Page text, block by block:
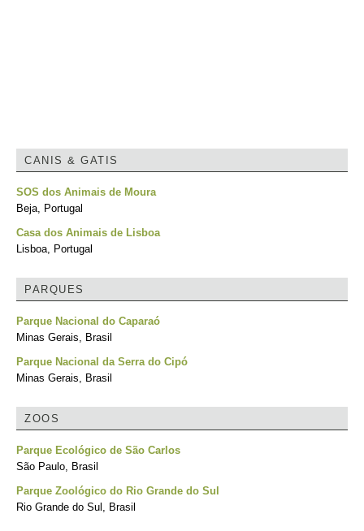
CANIS & GATIS
SOS dos Animais de Moura
Beja, Portugal
Casa dos Animais de Lisboa
Lisboa, Portugal
PARQUES
Parque Nacional do Caparaó
Minas Gerais, Brasil
Parque Nacional da Serra do Cipó
Minas Gerais, Brasil
ZOOS
Parque Ecológico de São Carlos
São Paulo, Brasil
Parque Zoológico do Rio Grande do Sul
Rio Grande do Sul, Brasil